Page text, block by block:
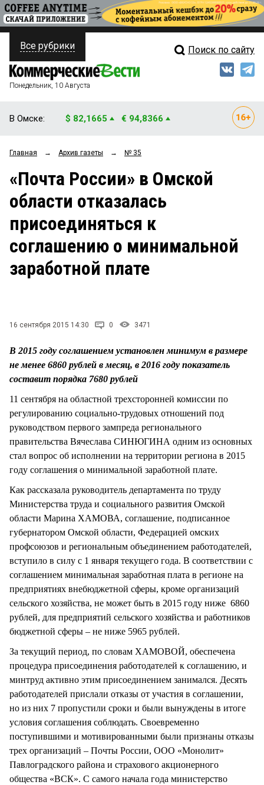
ПОЛИТИКА
ФИНАНСЫ
ОБЩЕСТВО
ЗАКОН
СТИЛЬ ЖИЗНИ
Свежий выпуск
Рейтинги
Блоги
Архив
Все рубрики Поиск по сайту
Понедельник, 10 Августа
В Омске: $ 82,1665 € 94,8366
Главная → Архив газеты → № 35
«Почта России» в Омской
области отказалась
присоединяться к
соглашению о минимальной
заработной плате
16 сентября 2015 14:30 0 3471
В 2015 году соглашением установлен минимум в размере
не менее 6860 рублей в месяц, в 2016 году показатель
составит порядка 7680 рублей
11 сентября на областной трехсторонней комиссии по
регулированию социально-трудовых отношений под
руководством первого зампреда регионального
правительства Вячеслава СИНЮГИНА одним из основных
стал вопрос об исполнении на территории региона в 2015
году соглашения о минимальной заработной плате.
Как рассказала руководитель департамента по труду
Министерства труда и социального развития Омской
области Марина ХАМОВА, соглашение, подписанное
губернатором Омской области, Федерацией омских
профсоюзов и региональным объединением работодателей,
вступило в силу с 1 января текущего года. В соответствии с
соглашением минимальная заработная плата в регионе на
предприятиях внебюджетной сферы, кроме организаций
сельского хозяйства, не может быть в 2015 году ниже 6860
рублей, для предприятий сельского хозяйства и работников
бюджетной сферы – не ниже 5965 рублей.
За текущий период, по словам ХАМОВОЙ, обеспечена
процедура присоединения работодателей к соглашению, и
минтруд активно этим присоединением занимался. Десять
работодателей прислали отказы от участия в соглашении,
но из них 7 пропустили сроки и были вынуждены в итоге
условия соглашения соблюдать. Своевременно
поступившими и мотивированными были признаны отказы
трех организаций – Почты России, ООО «Монолит»
Павлоградского района и страхового акционерного
общества «ВСК». С самого начала года министерство